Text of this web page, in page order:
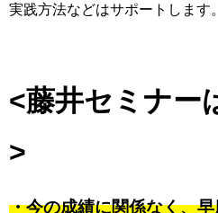
実践方法などはサポートします。
<藤井セミナー
>
・今の成績に関係なく、